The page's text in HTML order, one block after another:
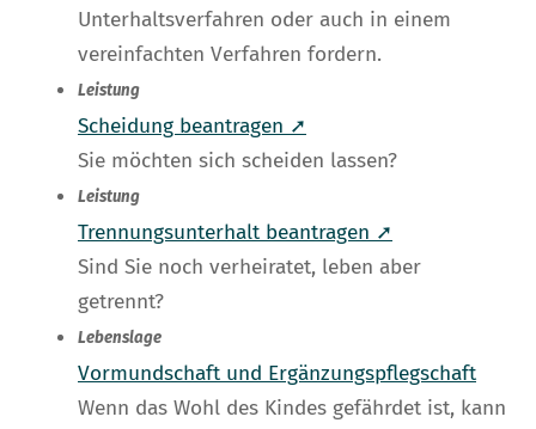
Unterhaltsverfahren oder auch in einem
vereinfachten Verfahren fordern.
Leistung
Scheidung beantragen ➚
Sie möchten sich scheiden lassen?
Leistung
Trennungsunterhalt beantragen ➚
Sind Sie noch verheiratet, leben aber
getrennt?
Lebenslage
Vormundschaft und Ergänzungspflegschaft
Wenn das Wohl des Kindes gefährdet ist, kann